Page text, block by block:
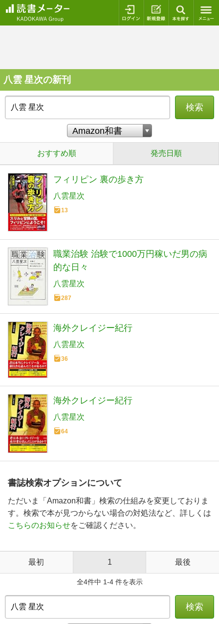
ログイン 新規登録
八雲 星次の新刊
検索
おすすめ順 発売日順
フィリピン 裏の歩き方
八雲星次
13
職業治験 治験で1000万円稼いだ男の病
的な日々
八雲星次
287
海外クレイジー紀行
八雲星次
36
海外クレイジー紀行
八雲星次
64
書誌検索オプションについて
ただいま「Amazon和書」検索の仕組みを変更しておりま
す。検索で本が見つからない場合の対処法など、詳しくは
こちらのお知らせをご確認ください。
最初 1 最後
全4件中 1-4 件を表示
検索